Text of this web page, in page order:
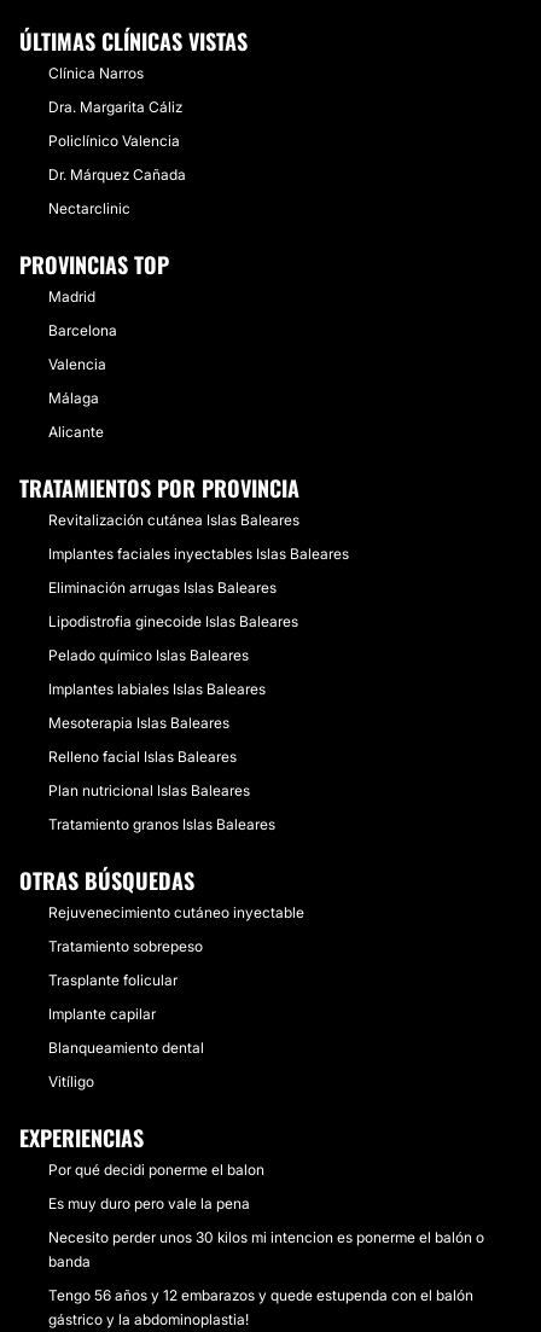
ÚLTIMAS CLÍNICAS VISTAS
Clínica Narros
Dra. Margarita Cáliz
Policlínico Valencia
Dr. Márquez Cañada
Nectarclinic
PROVINCIAS TOP
Madrid
Barcelona
Valencia
Málaga
Alicante
TRATAMIENTOS POR PROVINCIA
Revitalización cutánea Islas Baleares
Implantes faciales inyectables Islas Baleares
Eliminación arrugas Islas Baleares
Lipodistrofia ginecoide Islas Baleares
Pelado químico Islas Baleares
Implantes labiales Islas Baleares
Mesoterapia Islas Baleares
Relleno facial Islas Baleares
Plan nutricional Islas Baleares
Tratamiento granos Islas Baleares
OTRAS BÚSQUEDAS
Rejuvenecimiento cutáneo inyectable
Tratamiento sobrepeso
Trasplante folicular
Implante capilar
Blanqueamiento dental
Vitíligo
EXPERIENCIAS
Por qué decidi ponerme el balon
Es muy duro pero vale la pena
Necesito perder unos 30 kilos mi intencion es ponerme el balón o
banda
Tengo 56 años y 12 embarazos y quede estupenda con el balón
gástrico y la abdominoplastia!